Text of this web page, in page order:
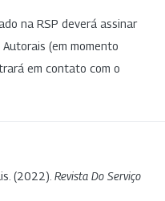
na RSP deverá assinar
(em momento
em contato com o
(2022). Revista Do Serviço